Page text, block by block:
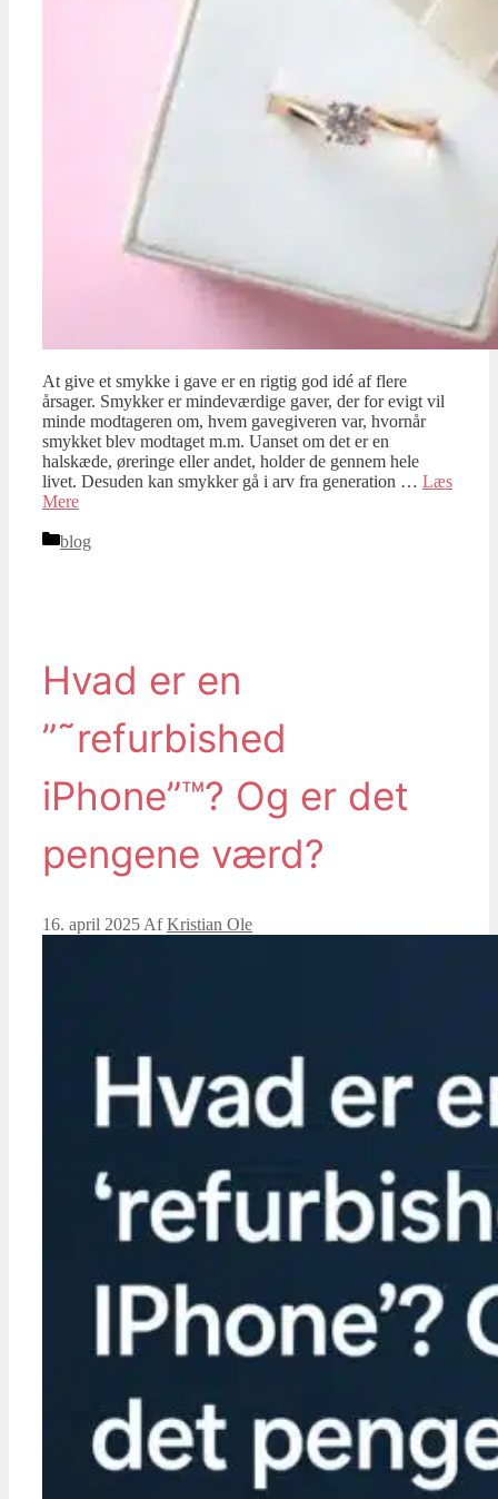
At give et smykke i gave er en rigtig god idé af flere
årsager. Smykker er mindeværdige gaver, der for evigt vil
minde modtageren om, hvem gavegiveren var, hvornår
smykket blev modtaget m.m. Uanset om det er en
halskæde, øreringe eller andet, holder de gennem hele
livet. Desuden kan smykker gå i arv fra generation … Læs
Mere
Kategorier
blog
Hvad er en
”˜refurbished
iPhone”™? Og er det
pengene værd?
16. april 2025 AfKristian Ole